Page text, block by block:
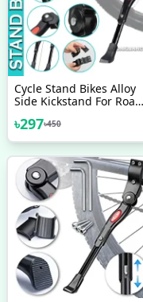
Cycle Stand Bikes Alloy
Side Kickstand For Road
(Black) - সাইকেল - সাইকেল
৳297৳450